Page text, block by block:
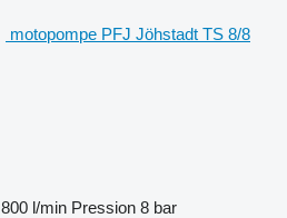
motopompe PFJ Jöhstadt TS 8/8
800 l/min Pression 8 bar